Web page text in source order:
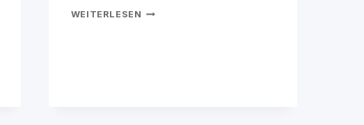
WEITERLESEN METALLBAUER